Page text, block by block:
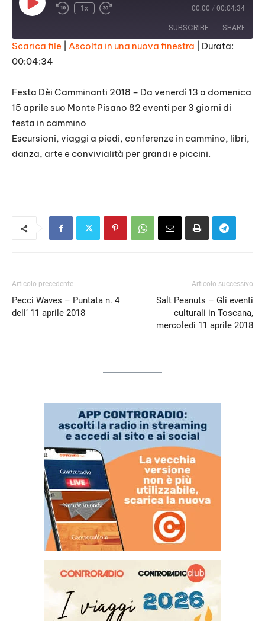
Play
Episode
1x 00:00 / 00:04:34
SUBSCRIBE SHARE
SHARE
LINK
EMBED
Scarica file Ascolta in una nuova finestra
Durata:
00:04:34
Festa Dèi Camminanti 2018 – Da venerdì 13 a domenica
15 aprile suo Monte Pisano 82 eventi per 3 giorni di
festa in cammino
Escursioni, viaggi a piedi, conferenze in cammino, libri,
danza, arte e convivialità per grandi e piccini.
Articolo precedente
Pecci Waves – Puntata n. 4
dell’ 11 aprile 2018
Articolo successivo
Salt Peanuts – Gli eventi
culturali in Toscana,
mercoledì 11 aprile 2018